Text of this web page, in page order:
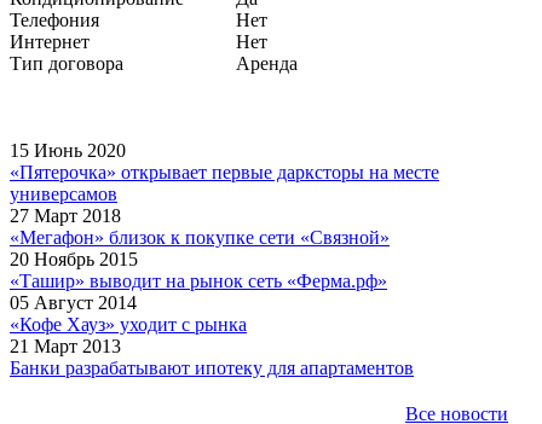
Телефония
Нет
Интернет
Нет
Тип договора
Аренда
15 Июнь 2020
«Пятерочка» открывает первые дарксторы на месте
универсамов
27 Март 2018
«Мегафон» близок к покупке сети «Связной»
20 Ноябрь 2015
«Ташир» выводит на рынок сеть «Ферма.рф»
05 Август 2014
«Кофе Хауз» уходит с рынка
21 Март 2013
Банки разрабатывают ипотеку для апартаментов
Все новости